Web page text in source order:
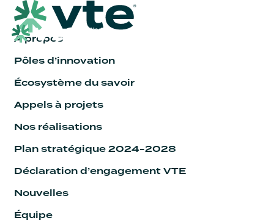
À propos
Pôles d’innovation
Écosystème du savoir
Appels à projets
Nos réalisations
Plan stratégique 2024-2028
Déclaration d’engagement VTE
Nouvelles
Équipe